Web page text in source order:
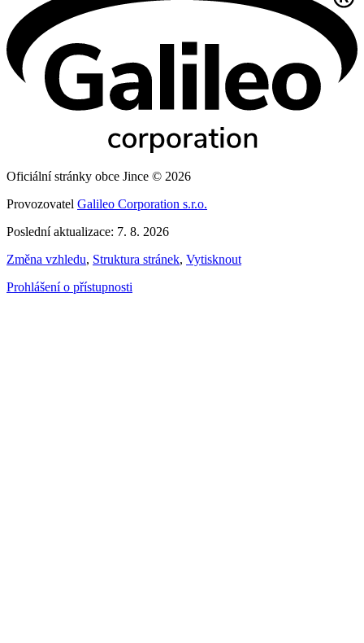
Oficiální stránky obce Jince © 2026
Provozovatel Galileo Corporation s.r.o.
Poslední aktualizace: 7. 8. 2026
Změna vzhledu, Struktura stránek, Vytisknout
Prohlášení o přístupnosti